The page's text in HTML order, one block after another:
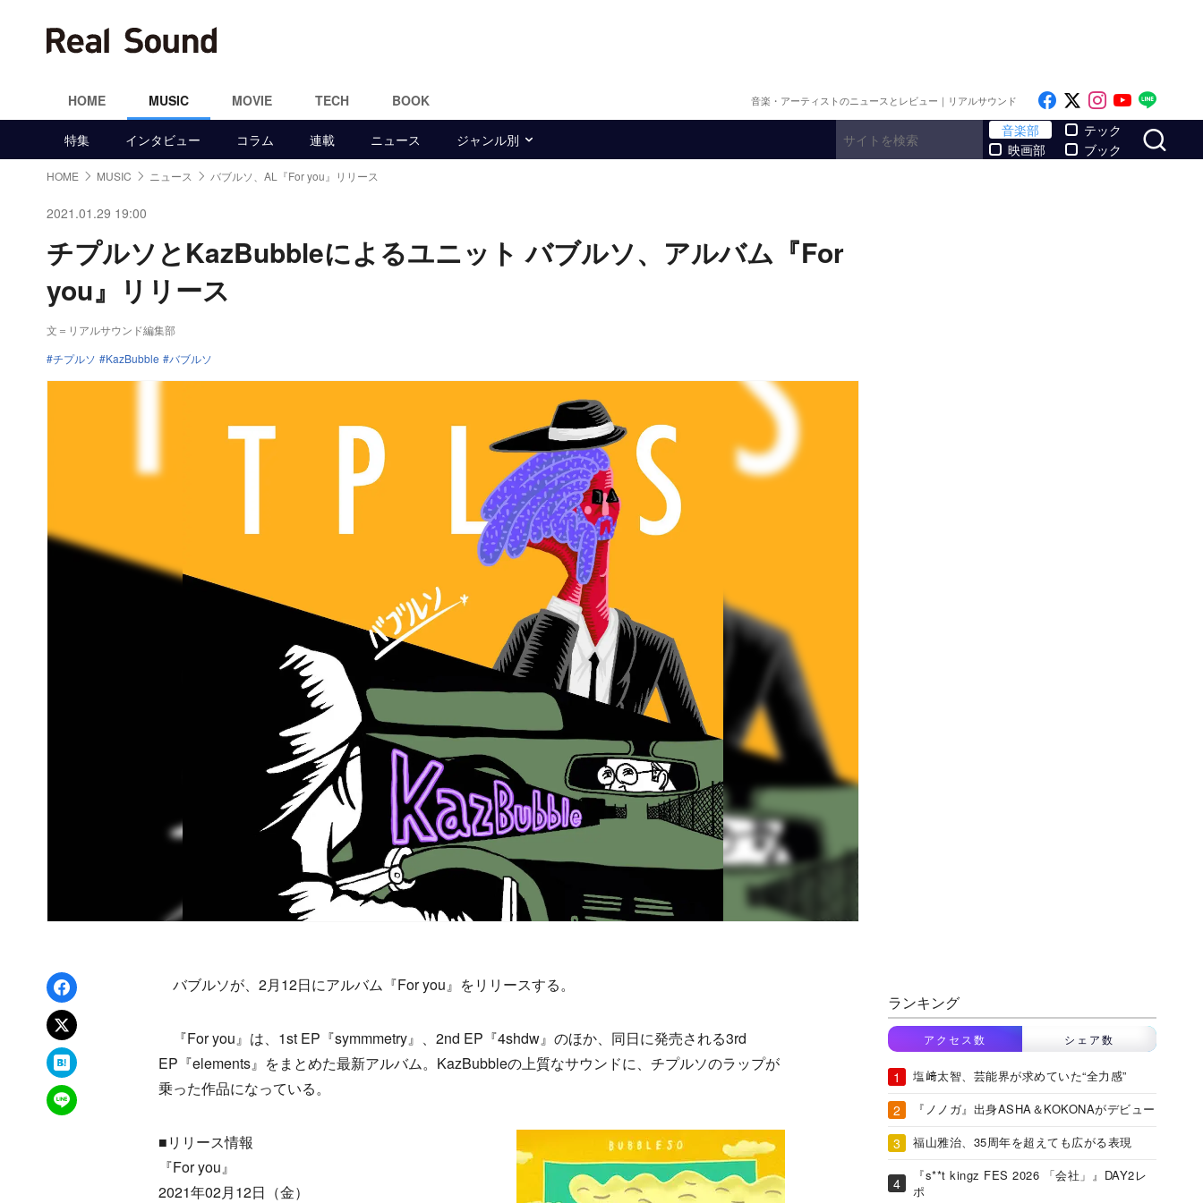
HOME MUSIC MOVIE TECH BOOK 音楽・アーティストのニュースとレビュー｜リアルサウンド Like on Facebook
Follow on x
Follow on
Follow
特集 インタビュー コラム 連載 ニュース ジャンル別
音楽部
映画部
テック
ブック
HOME MUSIC ニュース バブルソ、AL『For you』リリース
2021.01.29 19:00
チプルソとKazBubbleによるユニット バブルソ、アルバム『For
you』リリース
文＝リアルサウンド編集部
チプルソ
KazBubble バブルソ
Facebookでシェア
xでポスト
はてなブックマーク
LINEで送る
バブルソが、2月12日にアルバム『For you』をリリースする。
『For you』は、1st EP『symmmetry』、2nd EP『4shdw』のほか、同日に発売される3rd
EP『elements』をまとめた最新アルバム。KazBubbleの上質なサウンドに、チプルソのラップが
乗った作品になっている。
■リリース情報
『For you』
2021年02月12日（金）
ランキング
アクセス数 シェア数
塩﨑太智、芸能界が求めていた“全力感”
『ノノガ』出身ASHA＆KOKONAがデビュー
福山雅治、35周年を超えても広がる表現
『s**t kingz FES 2026 「会社」』DAY2レ
ポ